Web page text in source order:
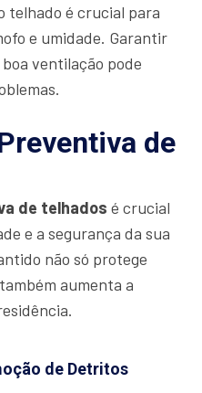
telhado é crucial para
e umidade. Garantir
ventilação pode
de
de telhados é crucial
e a segurança da sua
não só protege
aumenta a
de Detritos